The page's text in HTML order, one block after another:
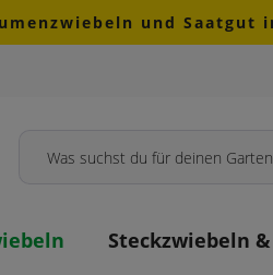
und
Steckzwiebeln